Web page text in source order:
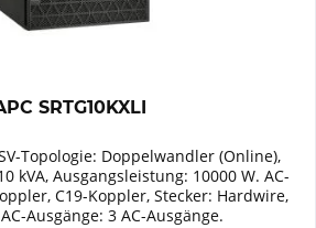
SRTG10KXLI
Topologie: Doppelwandler (Online),
kVA, Ausgangsleistung: 10000 W. AC-
C19-Koppler, Stecker: Hardwire,
Ausgänge: 3 AC-Ausgänge.